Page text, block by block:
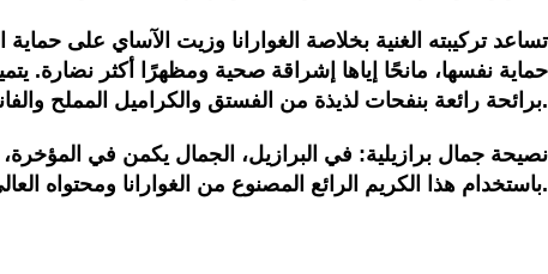
تساعد تركيبته الغنية بخلاصة الغوارانا وزيت الآساي على
حماية نفسها، مانحًا إياها إشراقة صحية ومظهرًا أكثر نضارة.
برائحة رائعة بنفحات لذيذة من الفستق والكراميل المملح والفانيليا.
نصيحة جمال برازيلية: في البرازيل، الجمال يكمن في المؤخرة،
باستخدام هذا الكريم الرائع المصنوع من الغوارانا ومحتواه العالي من الكافيين.